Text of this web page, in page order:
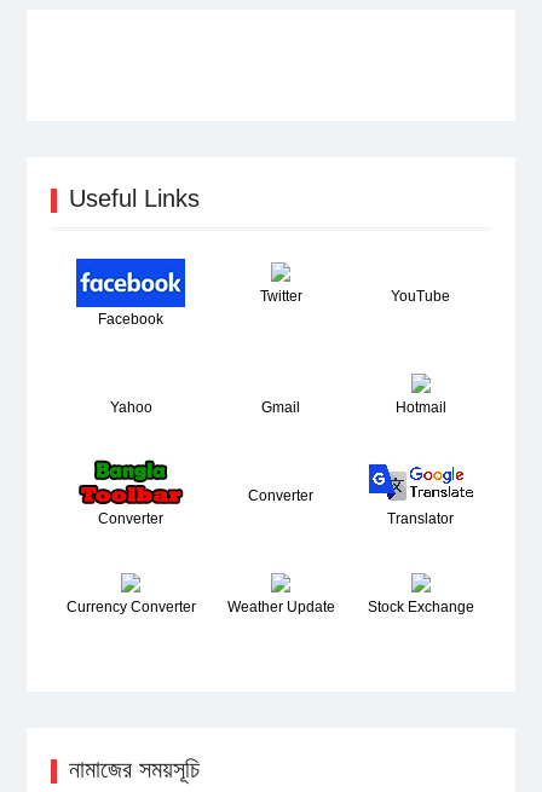
Useful Links
Facebook
Twitter YouTube
Yahoo Gmail Hotmail
Converter
Converter
Translator
Currency Converter Weather Update Stock Exchange
নামাজের সময়সূচি